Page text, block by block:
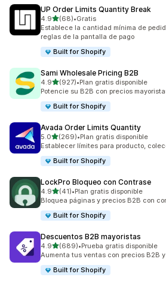
UP Order Limits Quantity Break
4.9de 5 estrellas
(68)
68 reseñas en total
•Gratis
Establece la cantidad mínima de
reglas de la pantalla de pago
Built for Shopify
Sami Wholesale Pricing B2B
4.9de 5 estrellas
(927)
927 reseñas en total
•Plan gratis disponible
Potencie su B2B con precios
Built for Shopify
Avada Order Limits Quantity
5.0de 5 estrellas
(269)
269 reseñas en total
•Plan gratis disponible
Establecer límites para producto,
Built for Shopify
LockPro Bloqueo con Contrase
4.9de 5 estrellas
(41)
41 reseñas en total
•Plan gratis disponible
Bloquea páginas y precios B2B con
Built for Shopify
Descuentos B2B mayoristas
4.9de 5 estrellas
(689)
689 reseñas en total
•Prueba gratis disponible
Aumenta tus ventas con precios B2B
Built for Shopify